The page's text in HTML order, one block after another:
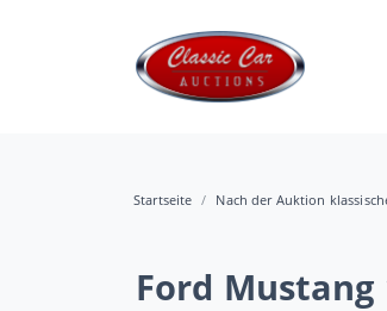
Startseite Nach der Auktion
Ford Mustang